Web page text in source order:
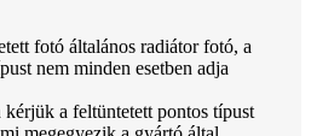
fotó általános radiátor fotó, a
nem minden esetben adja
kérjük a feltüntetett pontos típust